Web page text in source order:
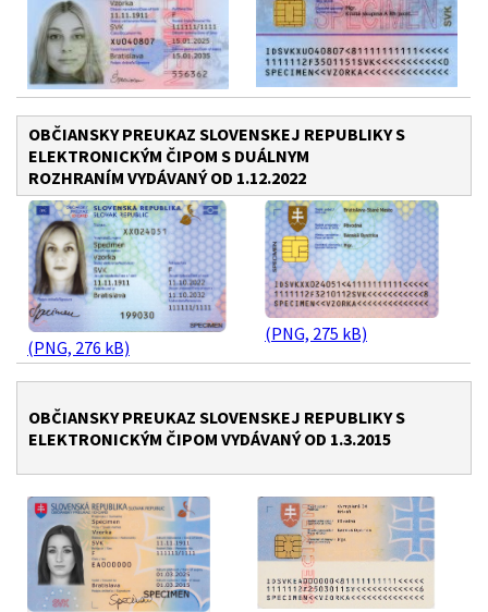
OBČIANSKY PREUKAZ SLOVENSKEJ REPUBLIKY S
ELEKTRONICKÝM ČIPOM S DUÁLNYM
ROZHRANÍM VYDÁVANÝ OD 1.12.2022
(PNG, 276 kB)
(PNG, 275 kB)
OBČIANSKY PREUKAZ SLOVENSKEJ REPUBLIKY S
ELEKTRONICKÝM ČIPOM VYDÁVANÝ OD 1.3.2015